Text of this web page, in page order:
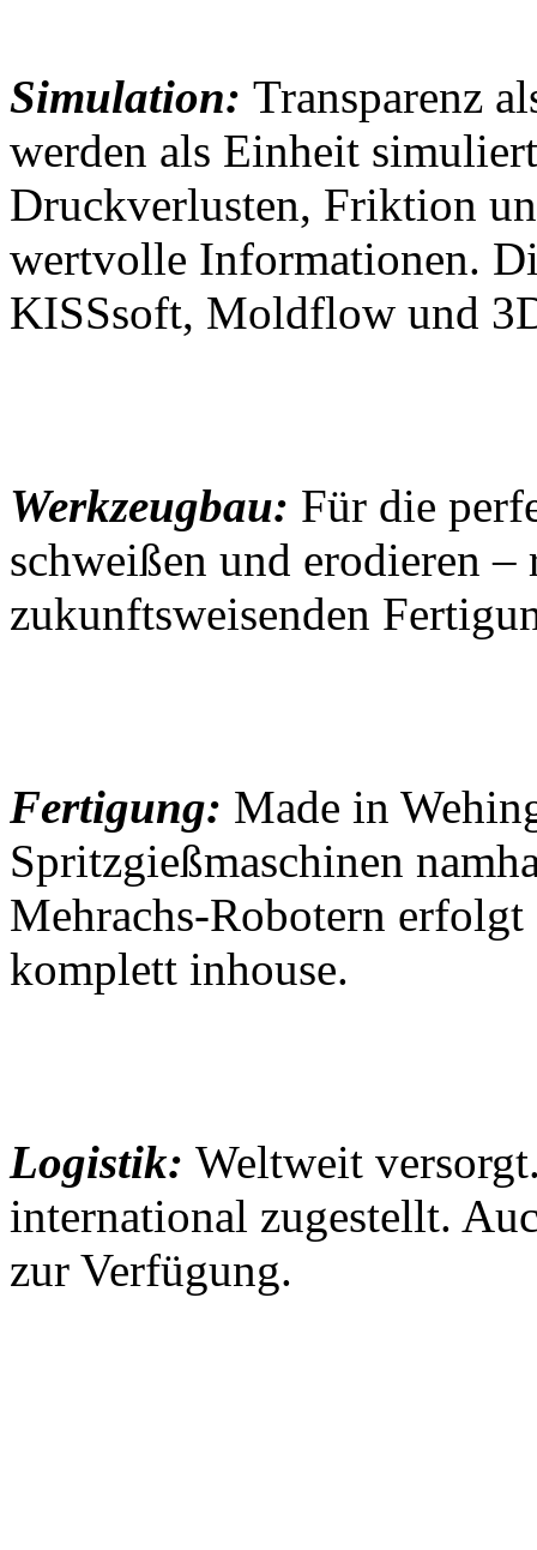
Simulation: Transparenz
werden als Einheit
Druckverlusten, Friktion
wertvolle Informationen.
KISSsoft, Moldflow und
Werkzeugbau: Für die
schweißen und erodieren
zukunftsweisenden
Fertigung: Made in
Spritzgießmaschinen
Mehrachs-Robotern
komplett inhouse.
Logistik: Weltweit
international zugestellt.
zur Verfügung.